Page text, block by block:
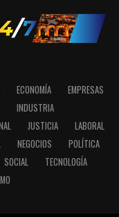
ECONOMÍA
EMPRESAS
INDUSTRIA
JUSTICIA
LABORAL
NEGOCIOS
POLÍTICA
SOCIAL
TECNOLOGÍA